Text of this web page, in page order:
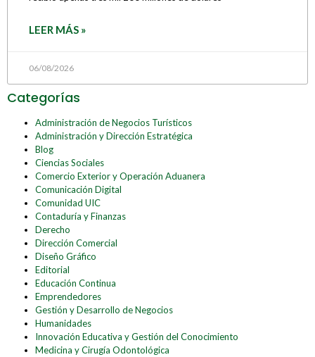
LEER MÁS »
06/08/2026
Categorías
Administración de Negocios Turísticos
Administración y Dirección Estratégica
Blog
Ciencias Sociales
Comercio Exterior y Operación Aduanera
Comunicación Digital
Comunidad UIC
Contaduría y Finanzas
Derecho
Dirección Comercial
Diseño Gráfico
Editorial
Educación Continua
Emprendedores
Gestión y Desarrollo de Negocios
Humanidades
Innovación Educativa y Gestión del Conocimiento
Medicina y Cirugía Odontológica